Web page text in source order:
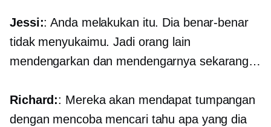
Jessi:: Anda melakukan itu. Dia benar-benar
tidak menyukaimu. Jadi orang lain
mendengarkan dan mendengarnya sekarang…
Richard:: Mereka akan mendapat tumpangan
dengan mencoba mencari tahu apa yang dia